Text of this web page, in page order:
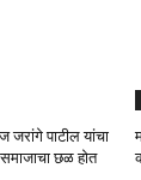
जरांगे पाटील यांचा
समाजाचा छळ होत